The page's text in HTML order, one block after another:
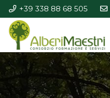
+39 338 88 68 505